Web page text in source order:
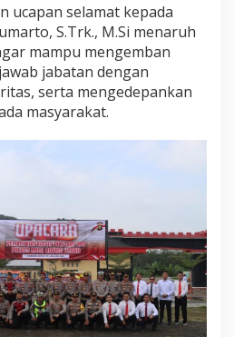
ucapan selamat kepada
S.Trk., M.Si menaruh
mampu mengemban
jabatan dengan
serta mengedepankan
masyarakat.